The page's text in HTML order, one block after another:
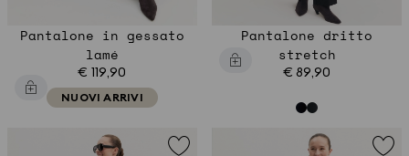
Pantalone in gessato
lamé
€ 119,90
NUOVI ARRIVI
Pantalone dritto
stretch
€ 89,90